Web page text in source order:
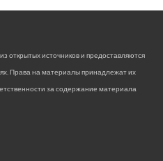
открытых источников и предоставляются
Права на материалы принадлежат их
за содержание материала